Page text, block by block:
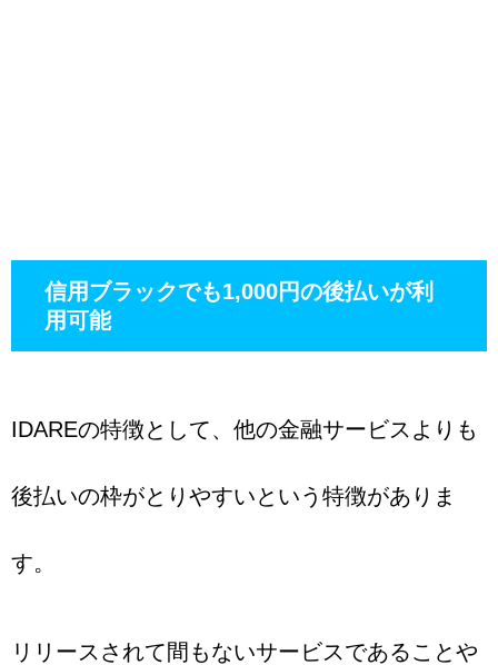
信用ブラックでも1,000円の後払いが利
用可能
IDAREの特徴として、他の金融サービスよりも
後払いの枠がとりやすいという特徴がありま
す。
リリースされて間もないサービスであることや